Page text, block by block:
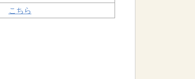
こちら